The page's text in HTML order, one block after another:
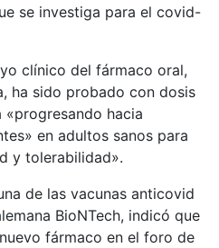
se investiga para el covid-
clínico del fármaco oral,
ha sido probado con dosis
«progresando hacia
en adultos sanos para
y tolerabilidad».
de las vacunas anticovid
BioNTech, indicó que
fármaco en el foro de